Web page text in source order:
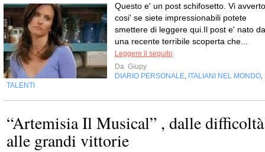
Questo e' un post schifosetto. Vi avverto
cosi' se siete impressionabili potete
smettere di leggere qui.Il post e' nato da
una recente terribile scoperta che...
Leggere il seguito
Da Giupy
DIARIO PERSONALE
ITALIANI NEL MONDO
TALENTI
“Artemisia Il Musical” , dalle difficoltà
alle grandi vittorie